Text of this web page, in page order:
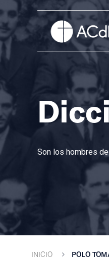
Son los hombres
INICIO POLO